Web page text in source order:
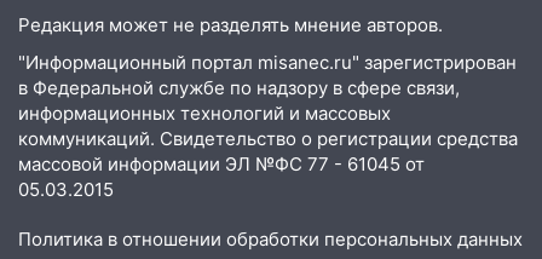
Редакция может не разделять мнение авторов.
"Информационный портал misanec.ru" зарегистрирован
в Федеральной службе по надзору в сфере связи,
информационных технологий и массовых
коммуникаций. Свидетельство о регистрации средства
массовой информации ЭЛ №ФС 77 - 61045 от
05.03.2015
Политика в отношении обработки персональных данных